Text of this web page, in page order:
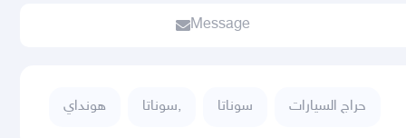
Message
هونداي سوناتا, سوناتا حراج السيارات